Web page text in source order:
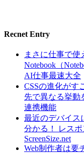
Recnet Entry
まさに仕事で使
Notebook（
AI仕事最速大全
CSSの進化がす
先で異なる挙動
連携機能
最近のデバイス
分かる！ レス
ScreenSize.net
Web制作者は要